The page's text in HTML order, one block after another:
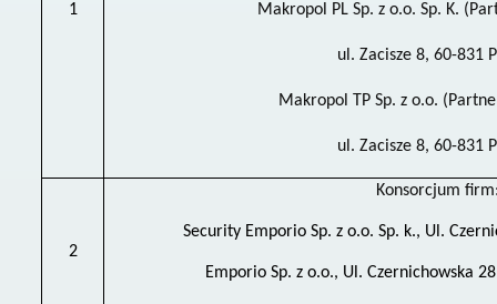
1 Makropol PL Sp. z o.o. Sp. K.
ul. Zacisze 8, 60-831
Makropol TP Sp. z o.o.
ul. Zacisze 8, 60-831
2
Konsorcjum
Security Emporio Sp. z o.o. Sp. k., Ul.
Emporio Sp. z o.o., Ul. Czernichowska